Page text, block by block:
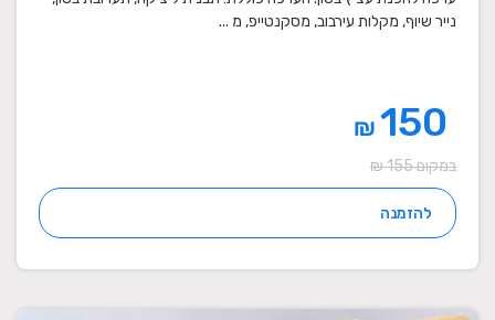
נייר שיוף, מקלות עירבוב, מסקנטייפ, מ ...
₪
במקום 155 ₪
להזמנה